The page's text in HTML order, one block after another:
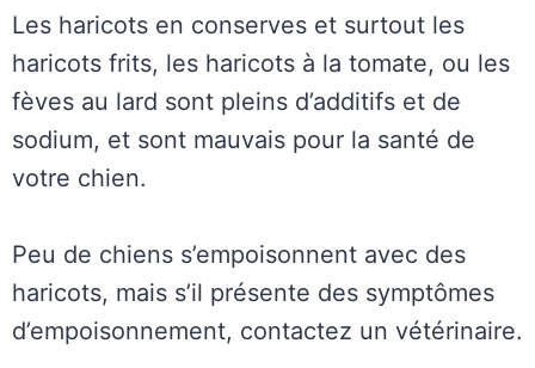
Les haricots en conserves et surtout les
haricots frits, les haricots à la tomate, ou les
fèves au lard sont pleins d’additifs et de
sodium, et sont mauvais pour la santé de
votre chien.
Peu de chiens s’empoisonnent avec des
haricots, mais s’il présente des symptômes
d’empoisonnement, contactez un vétérinaire.